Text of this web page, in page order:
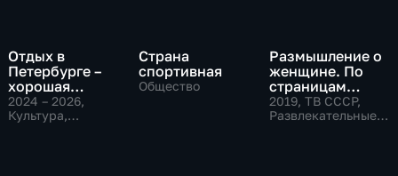
Отдых в
Петербурге –
хорошая
семейная
традиция
2024 – 2026,
Культура,
Страна
спортивная
Общество
Размышление о
женщине. По
страницам
советского
телевидения
2019, ТВ СССР,
Развлекательные,